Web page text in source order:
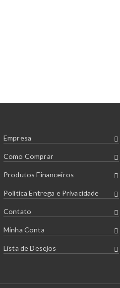
Empresa
Como Comprar
Produtos Financeiros
Política Entrega e Privacidade
Contato
Minha Conta
Lista de Desejos